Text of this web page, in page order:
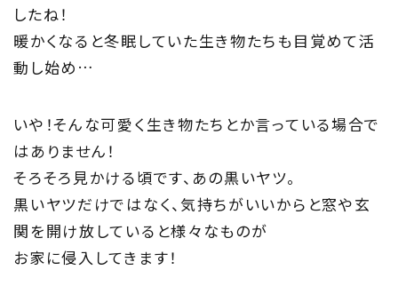
トップページ
住まい夢ネットとは
Concept
ウッド・コミュ二ケーション
Philosophy
したね！
暖かくなると冬眠していた生き物たちも目覚めて活
動し始め…
いや！そんな可愛く生き物たちとか言っている場合で
はありません！
そろそろ見かける頃です、あの黒いヤツ。
黒いヤツだけではなく、気持ちがいいからと窓や玄
関を開け放していると様々なものが
お家に侵入してきます！